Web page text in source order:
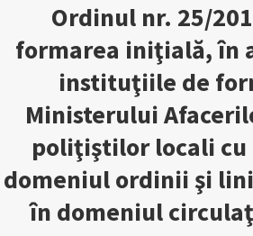
Ordinul nr. 25/
formarea iniţială, în
instituţiile de
Ministerului
poliţiştilor locali
domeniul ordinii şi
în domeniul